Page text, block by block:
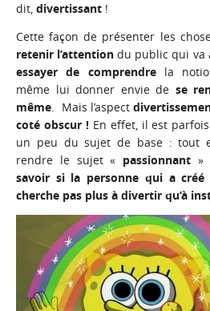
dit, divertissant !
Cette façon de présenter les
retenir l’attention du public qui va
essayer de comprendrela
même lui donner envie de se
même. Mais l’aspect
coté obscur !En effet, il est parfois
un peu du sujet de base : tout
rendre le sujet « passionnant »
savoir si la personne qui a créé
cherche pas plus à divertir qu’à